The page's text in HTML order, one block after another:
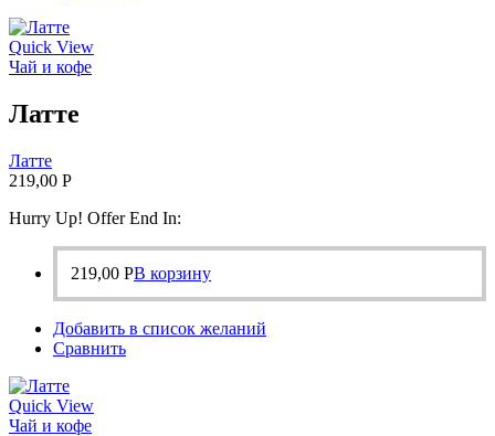
Quick View
Чай и кофе
Латте
Латте
219,00 Р
Hurry Up! Offer End In:
219,00 РВ корзину
Добавить в список желаний
Сравнить
Quick View
Чай и кофе